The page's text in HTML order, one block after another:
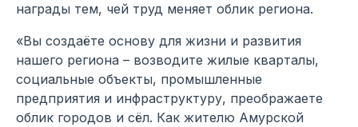
награды тем, чей труд меняет облик региона.
«Вы создаёте основу для жизни и развития
нашего региона – возводите жилые кварталы,
социальные объекты, промышленные
предприятия и инфраструктуру, преображаете
облик городов и сёл. Как жителю Амурской